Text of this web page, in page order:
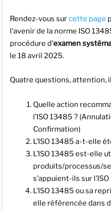
Rendez-vous surcette page
l’avenir de la norme ISO
procédure d’examen
le 18 avril 2025.
Quatre questions, attention, il
Quelle action
l’ISO 13485 ?
Confirmation)
L’ISO 13485 a-t-elle
L’ISO 13485 est-elle
produits/processus/
s’appuient-ils sur
L’ISO 13485 ou sa
elle référencée dans